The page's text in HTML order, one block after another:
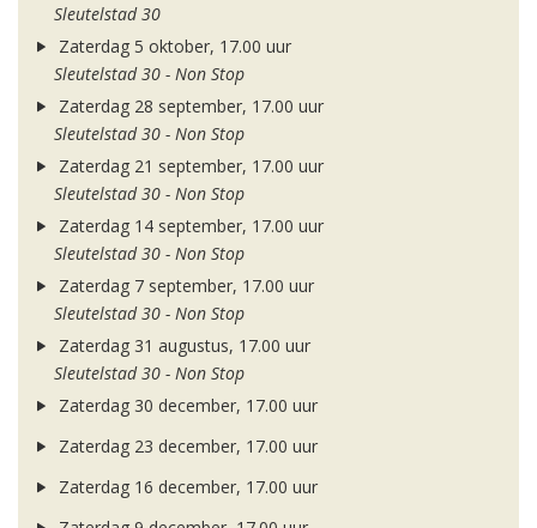
Sleutelstad 30
Zaterdag 5 oktober, 17.00 uur
Sleutelstad 30 - Non Stop
Zaterdag 28 september, 17.00 uur
Sleutelstad 30 - Non Stop
Zaterdag 21 september, 17.00 uur
Sleutelstad 30 - Non Stop
Zaterdag 14 september, 17.00 uur
Sleutelstad 30 - Non Stop
Zaterdag 7 september, 17.00 uur
Sleutelstad 30 - Non Stop
Zaterdag 31 augustus, 17.00 uur
Sleutelstad 30 - Non Stop
Zaterdag 30 december, 17.00 uur
Zaterdag 23 december, 17.00 uur
Zaterdag 16 december, 17.00 uur